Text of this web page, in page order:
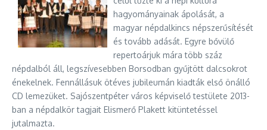
hagyományainak ápolását, a
magyar népdalkincs népszerűsítését
és tovább adását. Egyre bővülő
repertoárjuk mára több száz
népdalból áll, legszívesebben Borsodban gyűjtött dalcsokrot
énekelnek. Fennállásuk ötéves jubileumán kiadták első önálló
CD lemezüket. Sajószentpéter város képviselő testülete 2013-
ban a népdalkör tagjait Elismerő Plakett kitüntetéssel
jutalmazta.